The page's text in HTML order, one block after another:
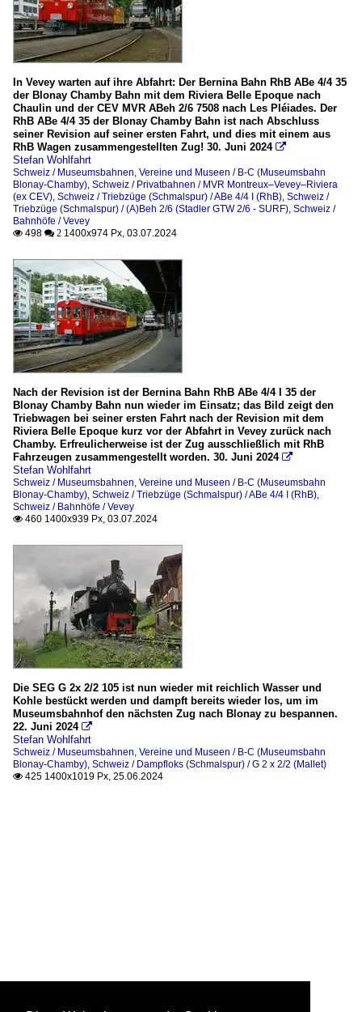
In Vevey warten auf ihre Abfahrt: Der Bernina Bahn RhB ABe 4/4 35
der Blonay Chamby Bahn mit dem Riviera Belle Epoque nach
Chaulin und der CEV MVR ABeh 2/6 7508 nach Les Pléiades. Der
RhB ABe 4/4 35 der Blonay Chamby Bahn ist nach Abschluss
seiner Revision auf seiner ersten Fahrt, und dies mit einem aus
RhB Wagen zusammengestellten Zug! 30. Juni 2024 
Stefan Wohlfahrt
Schweiz / Museumsbahnen, Vereine und Museen / B-C (Museumsbahn
Blonay-Chamby) Schweiz / Privatbahnen / MVR Montreux–Vevey–Riviera
(ex CEV) Schweiz / Triebzüge (Schmalspur) / ABe 4/4 I (RhB) Schweiz /
Triebzüge (Schmalspur) / (A)Beh 2/6 (Stadler GTW 2/6 - SURF) Schweiz /
Bahnhöfe / Vevey
 498  2 1400x974 Px, 03.07.2024
Nach der Revision ist der Bernina Bahn RhB ABe 4/4 I 35 der
Blonay Chamby Bahn nun wieder im Einsatz; das Bild zeigt den
Triebwagen bei seiner ersten Fahrt nach der Revision mit dem
Riviera Belle Epoque kurz vor der Abfahrt in Vevey zurück nach
Chamby. Erfreulicherweise ist der Zug ausschließlich mit RhB
Fahrzeugen zusammengestellt worden. 30. Juni 2024 
Stefan Wohlfahrt
Schweiz / Museumsbahnen, Vereine und Museen / B-C (Museumsbahn
Blonay-Chamby) Schweiz / Triebzüge (Schmalspur) / ABe 4/4 I (RhB)
Schweiz / Bahnhöfe / Vevey
 460 1400x939 Px, 03.07.2024
Die SEG G 2x 2/2 105 ist nun wieder mit reichlich Wasser und
Kohle bestückt werden und dampft bereits wieder los, um im
Museumsbahnhof den nächsten Zug nach Blonay zu bespannen.
22. Juni 2024 
Stefan Wohlfahrt
Schweiz / Museumsbahnen, Vereine und Museen / B-C (Museumsbahn
Blonay-Chamby) Schweiz / Dampfloks (Schmalspur) / G 2 x 2/2 (Mallet)
 425 1400x1019 Px, 25.06.2024